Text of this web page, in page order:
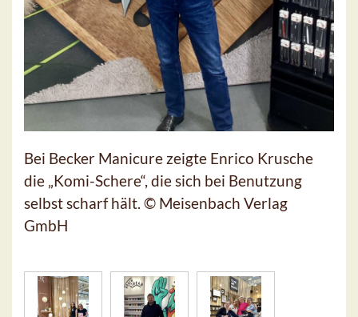
Bei Becker Manicure zeigte Enrico Krusche
die „Komi-Schere“, die sich bei Benutzung
selbst scharf hält. © Meisenbach Verlag
GmbH